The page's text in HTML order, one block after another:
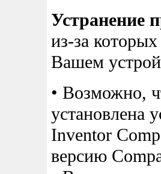
Устранение
из-за
Вашем
• Возможно,
установлена
Inventor
версию